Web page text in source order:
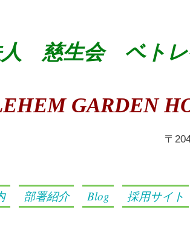
人 慈生会 ベトレ
GARDEN
〒
部署紹介 Blog 採用サイト